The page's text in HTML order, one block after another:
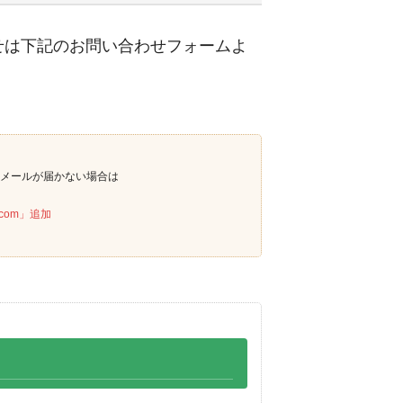
下記のお問い合わせフォームよ
ールが届かない場合は
」追加